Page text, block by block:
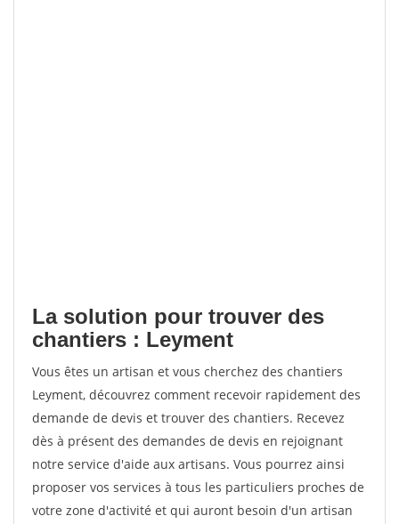
La solution pour trouver des
chantiers : Leyment
Vous êtes un artisan et vous cherchez des chantiers
Leyment, découvrez comment recevoir rapidement des
demande de devis et trouver des chantiers. Recevez
dès à présent des demandes de devis en rejoignant
notre service d'aide aux artisans. Vous pourrez ainsi
proposer vos services à tous les particuliers proches de
votre zone d'activité et qui auront besoin d'un artisan